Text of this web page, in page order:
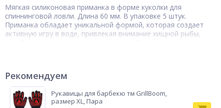
Мягкая силиконовая приманка в форме куколки для
спиннинговой ловли. Длина 60 мм. В упаковке 5 штук.
Приманка обладает уникальной формой, которая создает
активную игру в воде, привлекая внимание хищной рыбы,
равномерную проводку. Высококачественный силикон
устойчив к разрывам и деформации, обеспечивая
долговечность и многократное использование.
Рекомендуем
Рукавицы для барбекю тм GrillBoom,
размер XL, Пара